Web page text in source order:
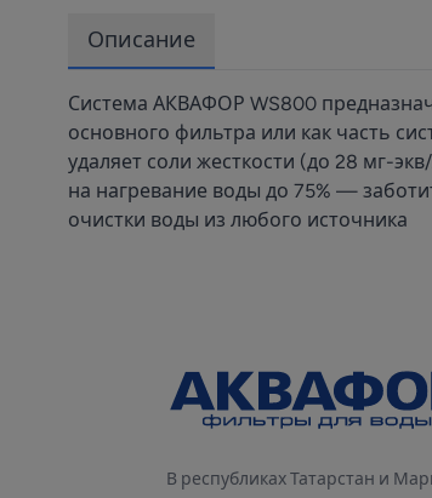
Описание
Система АКВАФОР WS800
основного фильтра или как часть
удаляет соли жесткости (до 28 мг-
на нагревание воды до 75% —
очистки воды из любого источника
В республиках Татарстан и